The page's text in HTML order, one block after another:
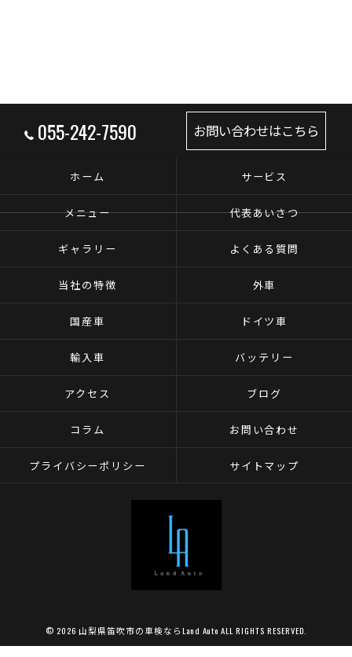
055-242-7590 お問い合わせはこちら
ホーム サービス
メニュー 代表あいさつ
ギャラリー よくある質問
当社の特徴 外車
国産車 ドイツ車
輸入車 バッテリー
アクセス ブログ
コラム お問い合わせ
プライバシーポリシー サイトマップ
© 2026 山梨県笛吹市の車検ならLand Auto ALL RIGHTS RESERVED.